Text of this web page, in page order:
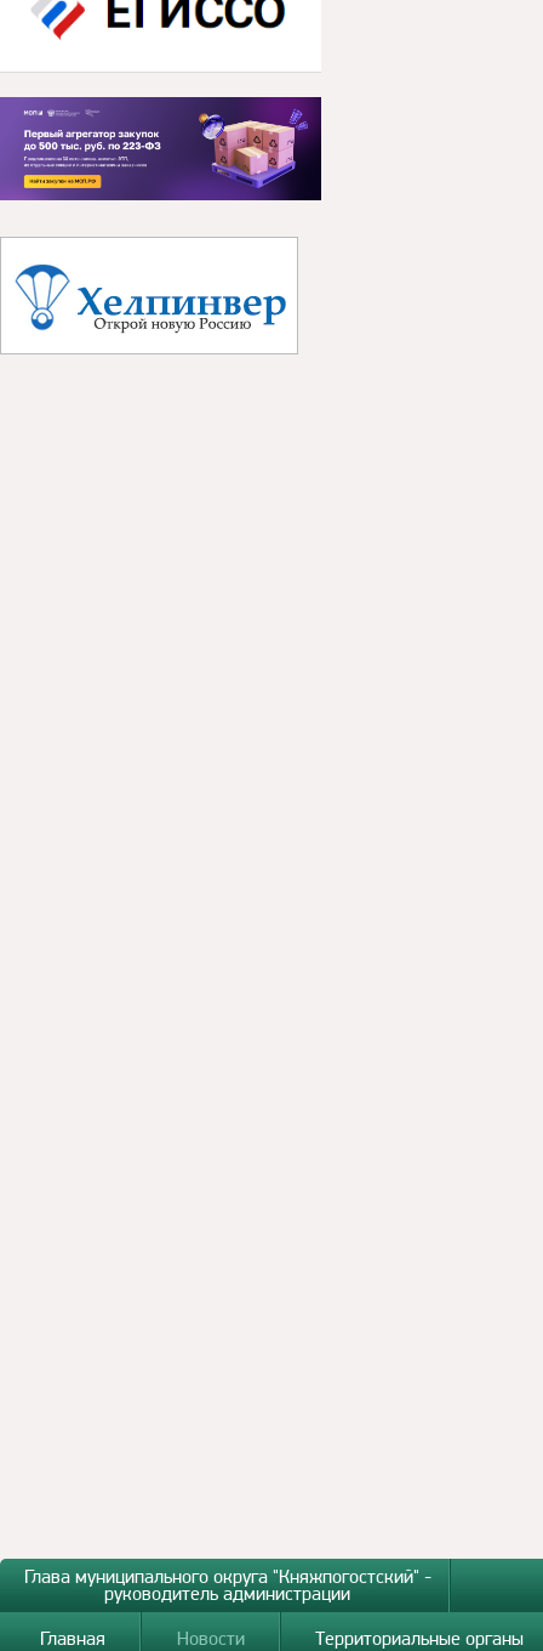
Глава муниципального округа "Княжпогостский" -
руководитель администрации
Главная
Новости Территориальные органы